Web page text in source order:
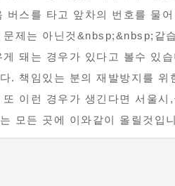
버스를 타고 앞차의 번호를 물
문제는 아닌것&nbsp;&nbsp;같
게 돼는 경우가 있다고 볼수 있
. 책임있는 분의 재발방지를 위
또 이런 경우가 생긴다면 서울시
모든 곳에 이와같이 올릴것입